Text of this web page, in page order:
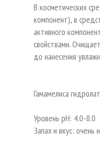
В косметических
компонент), в
активного
свойствами.
до нанесения
Гамамелиса
Уровень pH: 4.0-8.0
Запах и вкус: